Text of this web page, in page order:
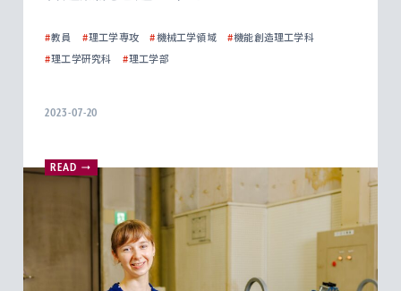
#教員 #理工学専攻 #機械工学領域 #機能創造理工学科
#理工学研究科 #理工学部
2023-07-20
READ